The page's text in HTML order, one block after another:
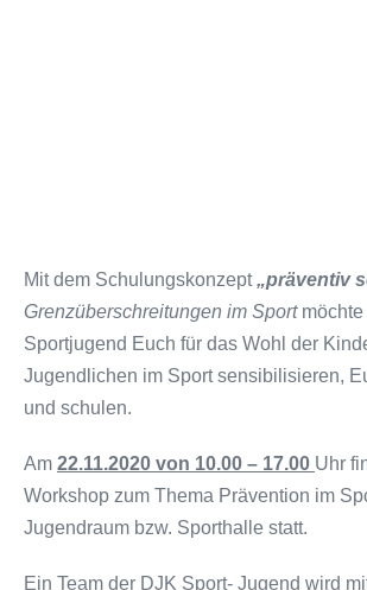
Mit dem Schulungskonzept„präventiv
Grenzüberschreitungen im Sportmöchte
Sportjugend Euch für das Wohl der
Jugendlichen im Sport sensibilisieren,
und schulen.
Am 22.11.2020 von 10.00 – 17.00 Uhr
Workshop zum Thema Prävention im
Jugendraum bzw. Sporthalle statt.
Ein Team der DJK Sport- Jugend wird